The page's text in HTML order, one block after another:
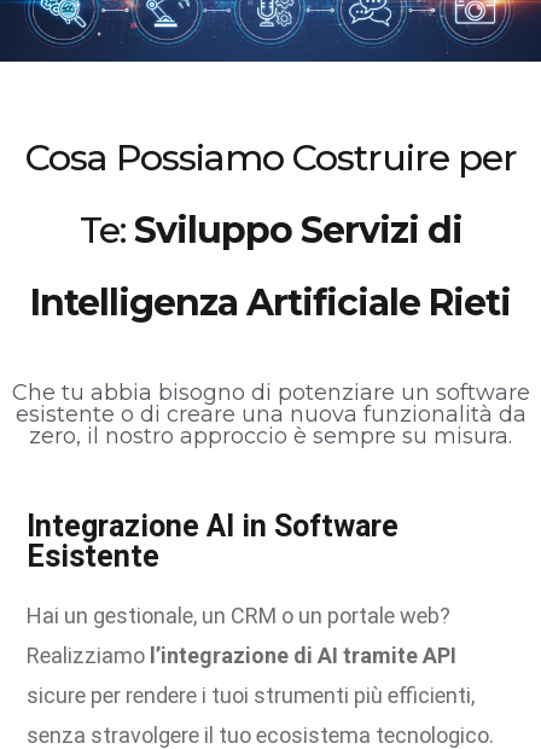
Cosa Possiamo Costruire per
Te:Sviluppo Servizi di
Intelligenza Artificiale Rieti
Che tu abbia bisogno di potenziare un software
esistente o di creare una nuova funzionalità da
zero, il nostro approccio è sempre su misura.
Integrazione AI in Software
Esistente
Hai un gestionale, un CRM o un portale web?
Realizziamo l’integrazione di AI tramite API
sicure per rendere i tuoi strumenti più efficienti,
senza stravolgere il tuo ecosistema tecnologico.